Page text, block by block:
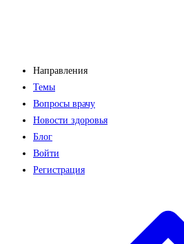
Направления
Темы
Вопросы врачу
Новости здоровья
Блог
Войти
Регистрация